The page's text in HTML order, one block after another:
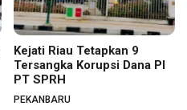
Kejati Riau Tetapkan 9
Tersangka Korupsi Dana PI
PT SPRH
PEKANBARU